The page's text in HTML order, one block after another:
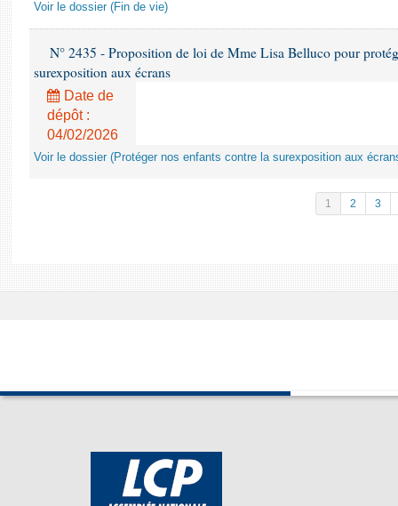
Voir le dossier (Fin de vie)
N° 2435 - Proposition de loi de Mme Lisa Belluco pour
surexposition aux écrans
Date de
dépôt :
04/02/2026
Voir le dossier (Protéger nos enfants contre la surexposition aux
1 2 3